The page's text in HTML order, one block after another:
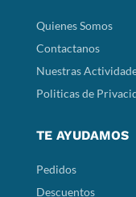
Quienes Somos
Contactanos
Nuestras
Politicas de
TE AYUDAMOS
Pedidos
Descuentos